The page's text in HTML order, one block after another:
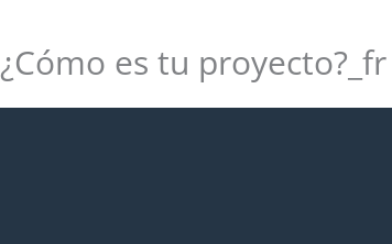
¿Cómo es tu proyecto?_fr